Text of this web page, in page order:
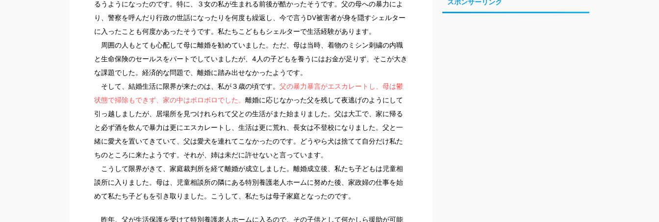
るうようになったのです。特に、３女の私が生まれる前後が酷かったそうです。父の母への暴力によ
り、警察を呼んだり行政の世話になったりを何度も繰返し、今で言うDV被害者が身を隠すシェルター
に入ったことも何度かあったそうです。私たちこどももシェルターで生活経験があります。
周囲の人もとても心配して母に離婚を勧めていました。ただ、母は当時、着物のミシン刺繍の内職
と生命保険のセールスをパートでしていましたが、4人の子どもを養うにはお金が足りず、そこが大き
な課題でした。経済的な問題で、離婚に踏み出せなかったようです。
そして、結婚生活に限界が来たのは、私が３歳の頃です。 父の暴力暴言がエスカレートし、母は鬱
状態で掃除もできず、家の中はボロボロでした。 離婚に応じなかった父を残して夜逃げのようにして
引っ越しましたが、居場所を見つけれられて父との生活がまた始まりました。父は大工で、家に帰る
と必ず酒を飲んで暴力は更にエスカレートし、生活は更に荒れ、長女は不登校になりました。父と一
緒に愛犬を置いてきていて、父は愛犬を連れてこなかったのです。どうやら犬は捨てて自分だけ私た
ちのところに来たようです。それが、姉は未だに許せないと言っています。
こうして限界がきて、家庭裁判所を経て離婚が成立しました。離婚成立後、私たち子どもは児童相
談所に入りました。母は、児童相談所の隣にある特別養護老人ホームに努めた後、家政婦の仕事を始
めて私たち子どもを引き取りました。こうして、私たちは母子家庭となったのです。
昨年、父が生活保護を受けて特別養護老人ホームに入るので、その子供として何かしら援助が可能
スポンサーリンク